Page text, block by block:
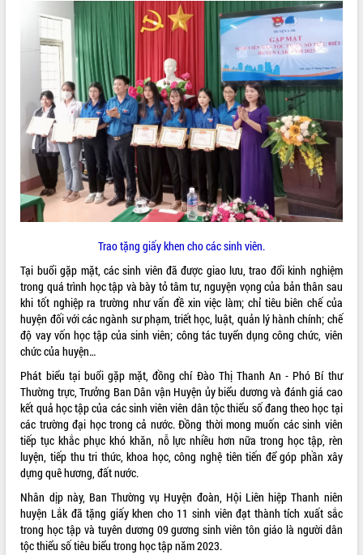
VĂN BẢN HĐND TỈNH
ĐIỂM TIN VĂN BẢN
QUY HOẠCH - KẾ HOẠCH
VIDEO
Loading the player...
Bí thư Tỉnh ủy Lương Nguyễn Minh
Triết thăm, tặng quà người có công với
cách mạng
Rà soát, hoàn thiện hệ thống thiết chế
văn hóa, thể thao đáp ứng yêu cầu
Trao tặng giấy khen cho các sinh viên.
Tại buổi gặp mặt, các sinh viên đã được giao lưu, trao đổi kinh nghiệm
trong quá trình học tập và bày tỏ tâm tư, nguyện vọng của bản thân sau
khi tốt nghiệp ra trường như vấn đề xin việc làm; chỉ tiêu biên chế của
huyện đối với các ngành sư phạm, triết học, luật, quản lý hành chính; chế
độ vay vốn học tập của sinh viên; công tác tuyển dụng công chức, viên
chức của huyện…
Phát biểu tại buổi gặp mặt, đồng chí Đào Thị Thanh An - Phó Bí thư
Thường trực, Trưởng Ban Dân vận Huyện ủy biểu dương và đánh giá cao
kết quả học tập của các sinh viên viên dân tộc thiểu số đang theo học tại
các trường đại học trong cả nước. Đồng thời mong muốn các sinh viên
tiếp tục khắc phục khó khăn, nỗ lực nhiều hơn nữa trong học tập, rèn
luyện, tiếp thu tri thức, khoa học, công nghệ tiên tiến để góp phần xây
dựng quê hương, đất nước.
Nhân dịp này, Ban Thường vụ Huyện đoàn, Hội Liên hiệp Thanh niên
huyện Lắk đã tặng giấy khen cho 11 sinh viên đạt thành tích xuất sắc
trong học tập và tuyên dương 09 gương sinh viên tôn giáo là người dân
tộc thiểu số tiêu biểu trong học tập năm 2023.